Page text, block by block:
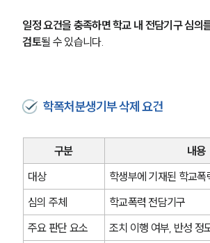
일정 요건을 충족하면 학교 내 전담기구 심의
검토될 수 있습니다.
학폭처분생기부 삭제 요건
구분
내용
대상
학생부에 기재된 학교폭
심의 주체
학교폭력 전담기구
주요 판단 요소
조치 이행 여부, 반성 정